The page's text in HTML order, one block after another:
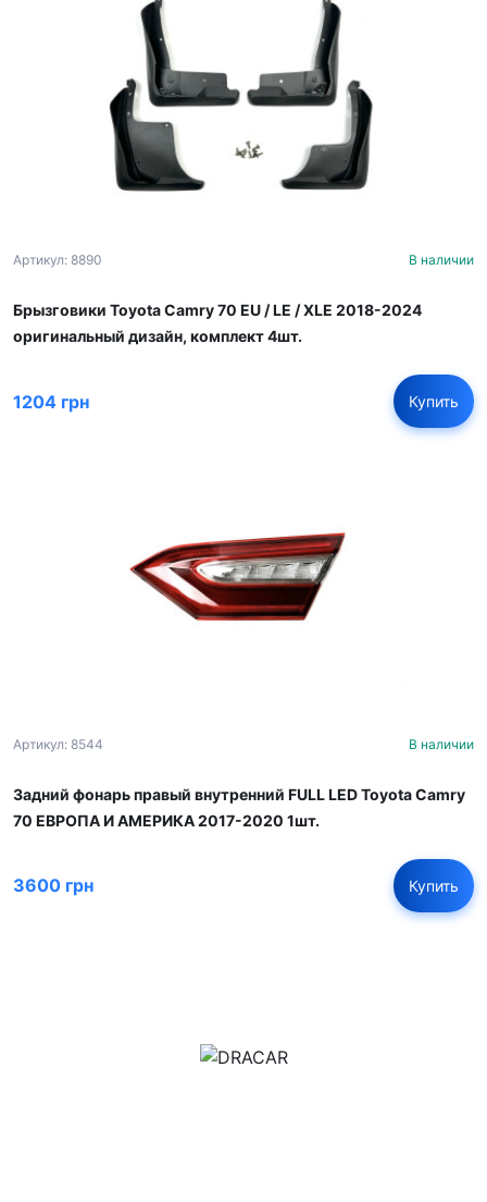
Артикул: 8890 В наличии
Брызговики Toyota Camry 70 EU / LE / XLE 2018-2024
оригинальный дизайн, комплект 4шт.
1204 грн Купить
Артикул: 8544 В наличии
Задний фонарь правый внутренний FULL LED Toyota Camry
70 ЕВРОПА И АМЕРИКА 2017-2020 1шт.
3600 грн Купить